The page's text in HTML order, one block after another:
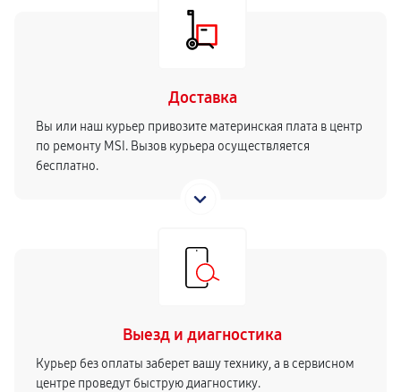
Доставка
Вы или наш курьер привозите материнская плата в центр
по ремонту MSI. Вызов курьера осуществляется
бесплатно.
Выезд и диагностика
Курьер без оплаты заберет вашу технику, а в сервисном
центре проведут быструю диагностику.